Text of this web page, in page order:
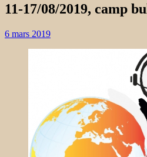
11-17/08/2019, camp
6 mars 2019